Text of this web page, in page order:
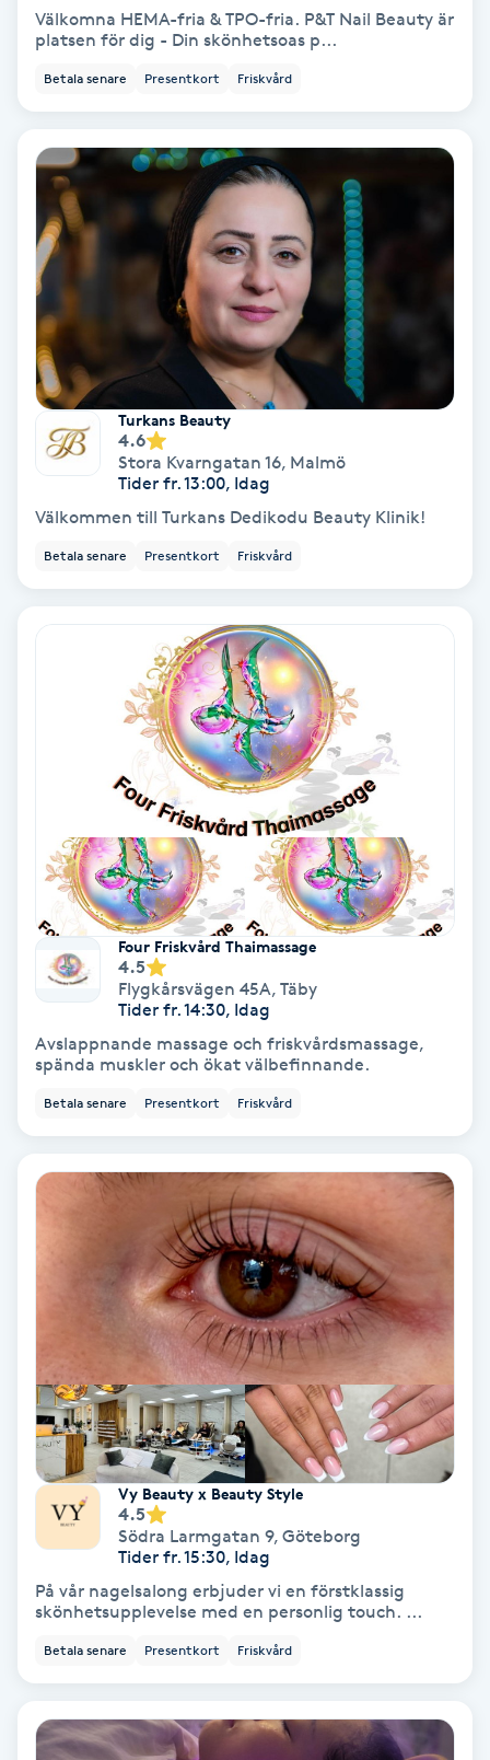
Hyaluronsyra
Hyperhidros
Hårborttagning
Hårbottenbehandling
Hårförlängning
Hårvård
Hälsa
Idrottsmassage
IPL hårborttagning
Japansk massage
K18
Katun fransar
Kemisk peeling
Kinesiologi
Klangmassage
Klippning
Klippning & Slingor
Klippning ungdom
Koppningsmassage
Kosmetisk tatuering
Kostrådgivning
Välkomna HEMA-fria & TPO-fria. P&T Nail Beauty är
platsen för dig - Din skönhetsoas p...
Betala senare Presentkort Friskvård
Turkans Beauty
4.6
Stora Kvarngatan 16, Malmö
Tider fr. 13:00, Idag
Välkommen till Turkans Dedikodu Beauty Klinik!
Betala senare Presentkort Friskvård
Four Friskvård Thaimassage
4.5
Flygkårsvägen 45A, Täby
Tider fr. 14:30, Idag
Avslappnande massage och friskvårdsmassage,
spända muskler och ökat välbefinnande.
Betala senare Presentkort Friskvård
Vy Beauty x Beauty Style
4.5
Södra Larmgatan 9, Göteborg
Tider fr. 15:30, Idag
På vår nagelsalong erbjuder vi en förstklassig
skönhetsupplevelse med en personlig touch. ...
Betala senare Presentkort Friskvård